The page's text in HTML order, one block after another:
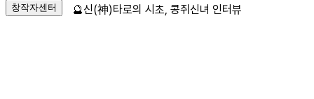
창작자센터 🔮신(神)타로의 시초, 콩쥐신녀 인터뷰